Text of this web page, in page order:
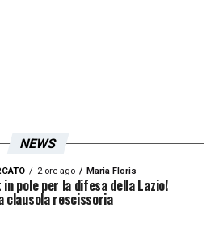
NEWS
2 ore ago Maria Floris
pole per la difesa della Lazio!
clausola rescissoria